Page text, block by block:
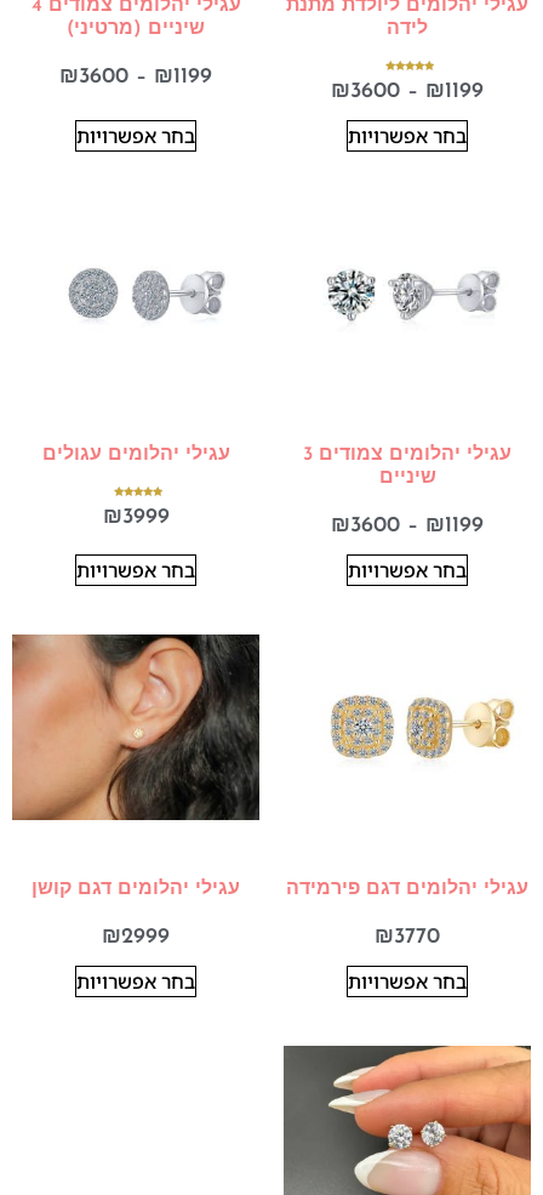
עגילי יהלומים ליולדת מתנת
לידה
5.00
מתוך 5
₪1199
–
₪3600
בחר אפשרויות
עגילי יהלומים צמודים 4
שיניים (מרטיני)
₪1199
–
₪3600
בחר אפשרויות
עגילי יהלומים צמודים 3
שיניים
₪1199
–
₪3600
בחר אפשרויות
עגילי יהלומים עגולים
5.00
מתוך 5 ₪3999
בחר אפשרויות
עגילי יהלומים דגם פירמידה
₪3770
בחר אפשרויות
עגילי יהלומים דגם קושן
₪2999
בחר אפשרויות